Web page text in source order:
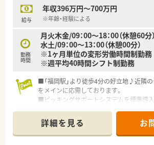
＼ 休暇制度も充実 ／
連続休暇制度、メモリアル休暇、サポート
暇などがあり、ワークライフバランスを推
給与
年収396万円～700万円
※年齢・経験による
勤務
時間
月火木金/09：00～18：00（休憩60分）
水土/09：00～13：00（休憩00分）
※1ヶ月単位の変形労働時間制勤務
※週平均40時間シフト制勤務
■「福岡駅」より徒歩4分の好立地♪近隣
をメインに応需しております。
■ピッキングサポートシステムを標準導入
■子育て支援企業として「くるみんマーク
す。育休等の制度や育児助成金など、手厚
す
詳細を見る お